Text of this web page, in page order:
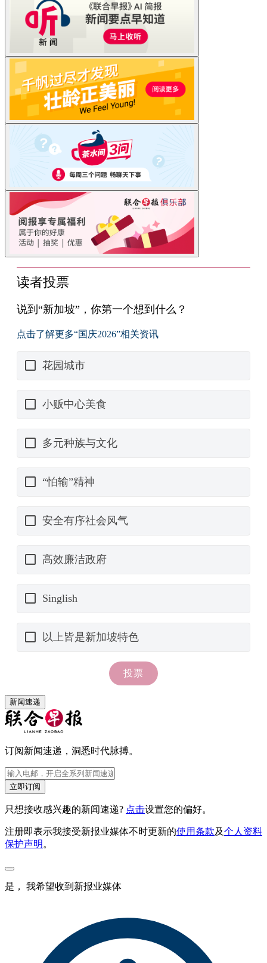
新闻速递
订阅新闻速递，洞悉时代脉搏。
立即订阅
只想接收感兴趣的新闻速递? 点击设置您的偏好。
注册即表示我接受新报业媒体不时更新的使用条款及个人资料
保护声明 。
是， 我希望收到新报业媒体